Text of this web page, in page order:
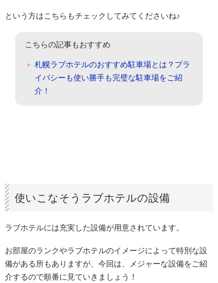
という方はこちらもチェックしてみてくださいね♪
こちらの記事もおすすめ
札幌ラブホテルのおすすめ駐車場とは？プラ
イバシーも使い勝手も完璧な駐車場をご紹
介！
使いこなそうラブホテルの設備
ラブホテルには充実した設備が用意されています。
お部屋のランクやラブホテルのイメージによって特別な設
備がある所もありますが、今回は、メジャーな設備をご紹
介するので順番に見ていきましょう！